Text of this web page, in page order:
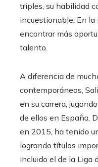
triples, su habilidad
incuestionable. En
encontrar más
talento.
A diferencia de
contemporáneos,
en su carrera,
de ellos en España.
en 2015, ha tenido
logrando títulos
incluido el de la Liga